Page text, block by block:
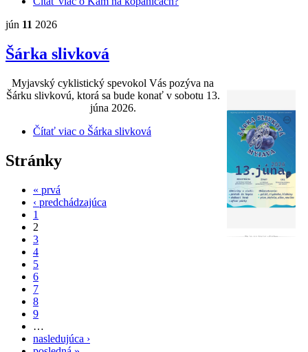
jún 11 2026
Šárka slivková
Myjavský cyklistický spevokol Vás pozýva na
Šárku slivkovú, ktorá sa bude konať v sobotu 13.
júna 2026.
Čítať viac o Šárka slivková
Stránky
« prvá
‹ predchádzajúca
1
2
3
4
5
6
7
8
9
…
nasledujúca ›